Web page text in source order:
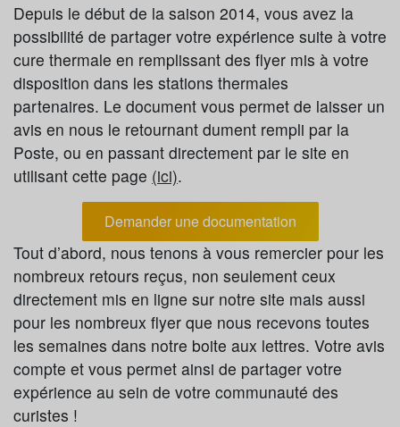
Depuis le début de la saison 2014, vous avez la
possibilité de partager votre expérience suite à votre
cure thermale en remplissant des flyer mis à votre
disposition dans les stations thermales
partenaires. Le document vous permet de laisser un
avis en nous le retournant dument rempli par la
Poste, ou en passant directement par le site en
utilisant cette page (ici).
Demander une documentation
Tout d’abord, nous tenons à vous remercier pour les
nombreux retours reçus, non seulement ceux
directement mis en ligne sur notre site mais aussi
pour les nombreux flyer que nous recevons toutes
les semaines dans notre boite aux lettres. Votre avis
compte et vous permet ainsi de partager votre
expérience au sein de votre communauté des
curistes !